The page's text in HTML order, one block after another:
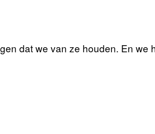
dat we van ze houden. En we